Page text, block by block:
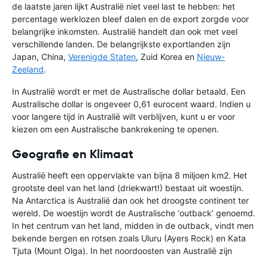
de laatste jaren lijkt Australië niet veel last te hebben: het
percentage werklozen bleef dalen en de export zorgde voor
belangrijke inkomsten. Australië handelt dan ook met veel
verschillende landen. De belangrijkste exportlanden zijn
Japan, China, Verenigde Staten, Zuid Korea en Nieuw-
Zeeland.
In Australië wordt er met de Australische dollar betaald. Een
Australische dollar is ongeveer 0,61 eurocent waard. Indien u
voor langere tijd in Australië wilt verblijven, kunt u er voor
kiezen om een Australische bankrekening te openen.
Geografie en Klimaat
Australië heeft een oppervlakte van bijna 8 miljoen km2. Het
grootste deel van het land (driekwart!) bestaat uit woestijn.
Na Antarctica is Australië dan ook het droogste continent ter
wereld. De woestijn wordt de Australische ‘outback’ genoemd.
In het centrum van het land, midden in de outback, vindt men
bekende bergen en rotsen zoals Uluru (Ayers Rock) en Kata
Tjuta (Mount Olga). In het noordoosten van Australië zijn